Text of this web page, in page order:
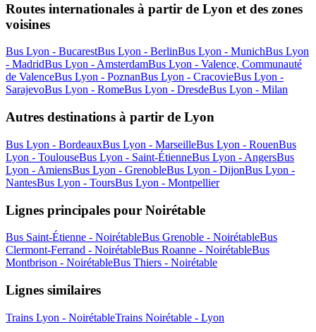
Routes internationales à partir de Lyon et des zones
voisines
Bus Lyon - BucarestBus Lyon - BerlinBus Lyon - MunichBus Lyon
- MadridBus Lyon - AmsterdamBus Lyon - Valence, Communauté
de ValenceBus Lyon - PoznanBus Lyon - CracovieBus Lyon -
SarajevoBus Lyon - RomeBus Lyon - DresdeBus Lyon - Milan
Autres destinations à partir de Lyon
Bus Lyon - BordeauxBus Lyon - MarseilleBus Lyon - RouenBus
Lyon - ToulouseBus Lyon - Saint-ÉtienneBus Lyon - AngersBus
Lyon - AmiensBus Lyon - GrenobleBus Lyon - DijonBus Lyon -
NantesBus Lyon - ToursBus Lyon - Montpellier
Lignes principales pour Noirétable
Bus Saint-Étienne - NoirétableBus Grenoble - NoirétableBus
Clermont-Ferrand - NoirétableBus Roanne - NoirétableBus
Montbrison - NoirétableBus Thiers - Noirétable
Lignes similaires
Trains Lyon - NoirétableTrains Noirétable - Lyon